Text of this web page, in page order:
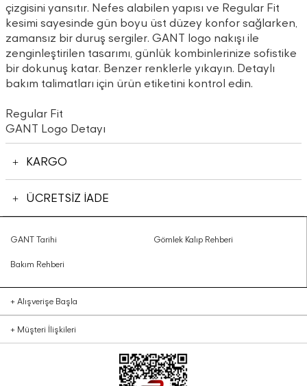
çizgisini yansıtır. Nefes alabilen yapısı ve Regular Fit
kesimi sayesinde gün boyu üst düzey konfor sağlarken,
zamansız bir duruş sergiler. GANT logo nakışı ile
zenginleştirilen tasarımı, günlük kombinlerinize sofistike
bir dokunuş katar. Benzer renklerle yıkayın. Detaylı
bakım talimatları için ürün etiketini kontrol edin.
Regular Fit
GANT Logo Detayı
KARGO
ÜCRETSİZ İADE
GANT Tarihi Gömlek Kalıp Rehberi
Bakım Rehberi
+ Alışverişe Başla
+ Müşteri İlişkileri